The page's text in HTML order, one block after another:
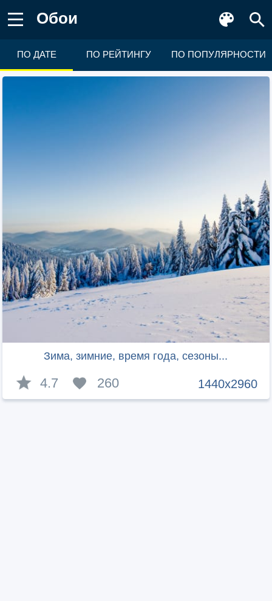
Обои
ПО ДАТЕ ПО РЕЙТИНГУ ПО ПОПУЛЯРНОСТИ
Зима, зимние, время года, сезоны...
1440x2960
4.7 260